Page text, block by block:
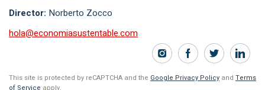
Director: Norberto Zocco
hola@economiasustentable.com
This site is protected by reCAPTCHA and the Google Privacy Policy and Terms
of Service apply.